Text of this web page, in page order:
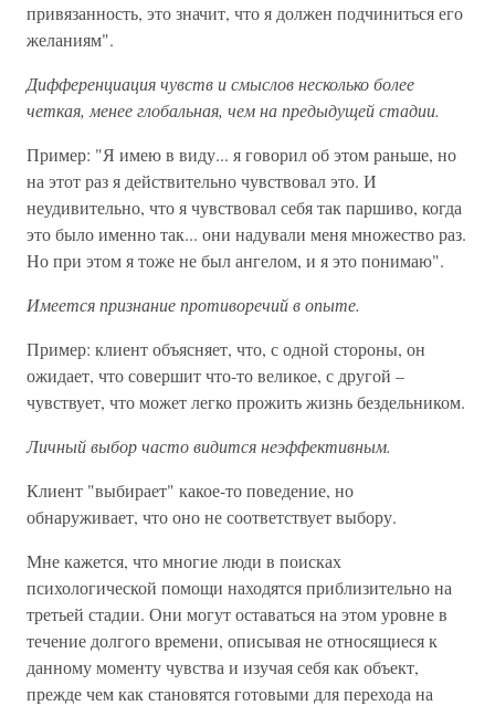
привязанность, это значит, что я должен подчиниться его
желаниям".
Дифференциация чувств и смыслов несколько более
четкая, менее глобальная, чем на предыдущей стадии.
Пример: "Я имею в виду... я говорил об этом раньше, но
на этот раз я действительно чувствовал это. И
неудивительно, что я чувствовал себя так паршиво, когда
это было именно так... они надували меня множество раз.
Но при этом я тоже не был ангелом, и я это понимаю".
Имеется признание противоречий в опыте.
Пример: клиент объясняет, что, с одной стороны, он
ожидает, что совершит что-то великое, с другой –
чувствует, что может легко прожить жизнь бездельником.
Личный выбор часто видится неэффективным.
Клиент "выбирает" какое-то поведение, но
обнаруживает, что оно не соответствует выбору.
Мне кажется, что многие люди в поисках
психологической помощи находятся приблизительно на
третьей стадии. Они могут оставаться на этом уровне в
течение долгого времени, описывая не относящиеся к
данному моменту чувства и изучая себя как объект,
прежде чем как становятся готовыми для перехода на